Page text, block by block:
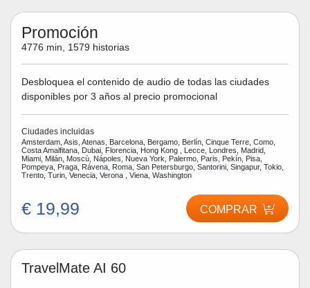
Promoción
4776 min, 1579 historias
Desbloquea el contenido de audio de todas las ciudades
disponibles por 3 años al precio promocional
Ciudades incluidas
Amsterdam, Asis, Atenas, Barcelona, Bergamo, Berlín, Cinque Terre, Como,
Costa Amalfitana, Dubai, Florencia, Hong Kong , Lecce, Londres, Madrid,
Miami, Milán, Moscù, Nápoles, Nueva York, Palermo, Paris, Pekín, Pisa,
Pompeya, Praga, Rávena, Roma, San Petersburgo, Santorini, Singapur, Tokio,
Trento, Turin, Venecia, Verona , Viena, Washington
€ 19,99 COMPRAR
TravelMate AI 60